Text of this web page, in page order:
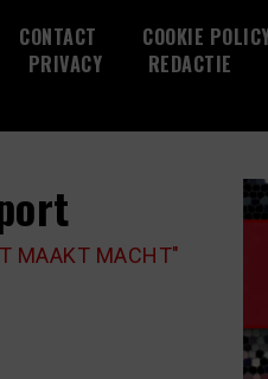
CONTACT COOKIE
PRIVACY REDACTIE
MAAKT MACHT"